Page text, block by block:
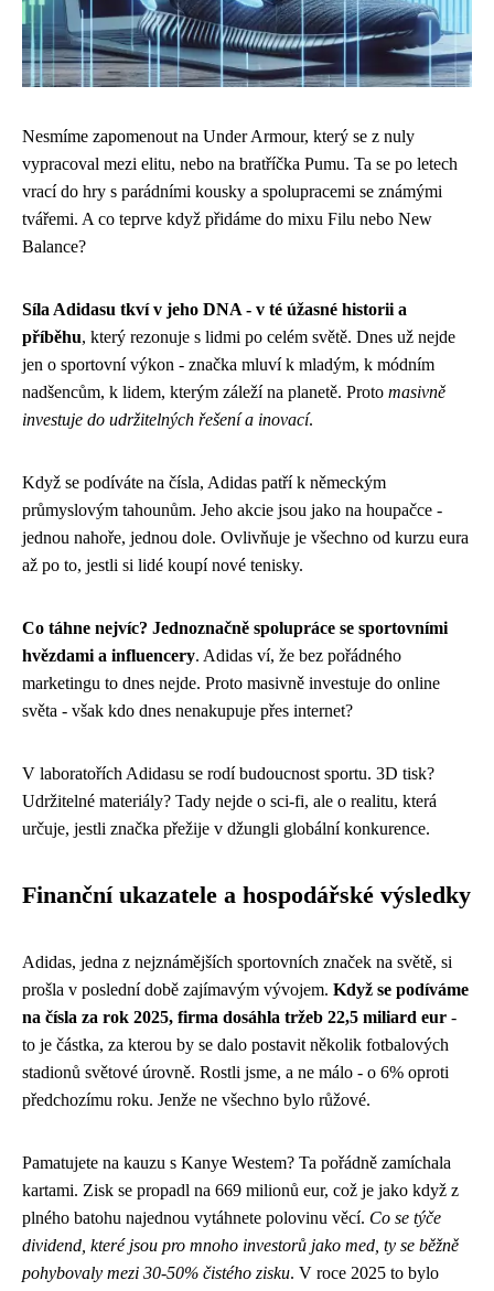
Nesmíme zapomenout na Under Armour, který se z nuly
vypracoval mezi elitu, nebo na bratříčka Pumu. Ta se po letech
vrací do hry s parádními kousky a spolupracemi se známými
tvářemi. A co teprve když přidáme do mixu Filu nebo New
Balance?
Síla Adidasu tkví v jeho DNA - v té úžasné historii a
příběhu, který rezonuje s lidmi po celém světě. Dnes už nejde
jen o sportovní výkon - značka mluví k mladým, k módním
nadšencům, k lidem, kterým záleží na planetě. Proto masivně
investuje do udržitelných řešení a inovací.
Když se podíváte na čísla, Adidas patří k německým
průmyslovým tahounům. Jeho akcie jsou jako na houpačce -
jednou nahoře, jednou dole. Ovlivňuje je všechno od kurzu eura
až po to, jestli si lidé koupí nové tenisky.
Co táhne nejvíc? Jednoznačně spolupráce se sportovními
hvězdami a influencery. Adidas ví, že bez pořádného
marketingu to dnes nejde. Proto masivně investuje do online
světa - však kdo dnes nenakupuje přes internet?
V laboratořích Adidasu se rodí budoucnost sportu. 3D tisk?
Udržitelné materiály? Tady nejde o sci-fi, ale o realitu, která
určuje, jestli značka přežije v džungli globální konkurence.
Finanční ukazatele a hospodářské výsledky
Adidas, jedna z nejznámějších sportovních značek na světě, si
prošla v poslední době zajímavým vývojem. Když se podíváme
na čísla za rok 2025, firma dosáhla tržeb 22,5 miliard eur -
to je částka, za kterou by se dalo postavit několik fotbalových
stadionů světové úrovně. Rostli jsme, a ne málo - o 6% oproti
předchozímu roku. Jenže ne všechno bylo růžové.
Pamatujete na kauzu s Kanye Westem? Ta pořádně zamíchala
kartami. Zisk se propadl na 669 milionů eur, což je jako když z
plného batohu najednou vytáhnete polovinu věcí. Co se týče
dividend, které jsou pro mnoho investorů jako med, ty se běžně
pohybovaly mezi 30-50% čistého zisku. V roce 2025 to bylo